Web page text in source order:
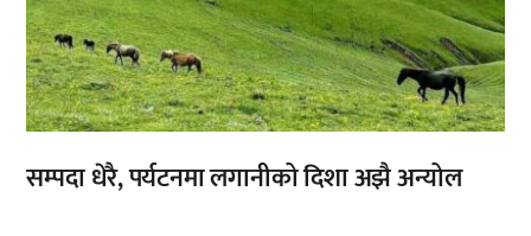
सम्पदा धेरै, पर्यटनमा लगानीको दिशा अझै अन्योल